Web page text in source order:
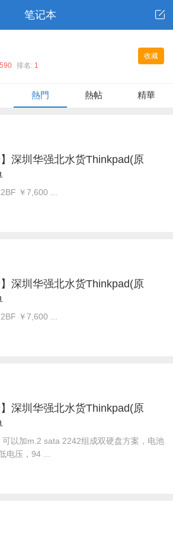
笔记本
收藏
排名: 1
熱門 熱帖 精華
】深圳华强北水货Thinkpad(原
￥7,600 ...
】深圳华强北水货Thinkpad(原
￥7,600 ...
】深圳华强北水货Thinkpad(原
以加m.2 sata 2242组成双硬盘方案，电池
电压，94 ...